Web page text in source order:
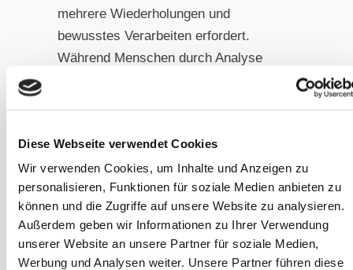
Diese Webseite verwendet Cookies
Wir verwenden Cookies, um Inhalte und Anzeigen zu
personalisieren, Funktionen für soziale Medien anbieten zu
können und die Zugriffe auf unsere Website zu analysieren.
Außerdem geben wir Informationen zu Ihrer Verwendung
unserer Website an unsere Partner für soziale Medien,
Werbung und Analysen weiter. Unsere Partner führen diese
mehrere Wiederholungen und
bewusstes Verarbeiten erfordert.
Während Menschen durch Analyse
Bedeutung für das moderne
Training
Das Verständnis dieser natürlichen
Lernmuster ist essentiell für
erfolgreiches Training. Wenn wir